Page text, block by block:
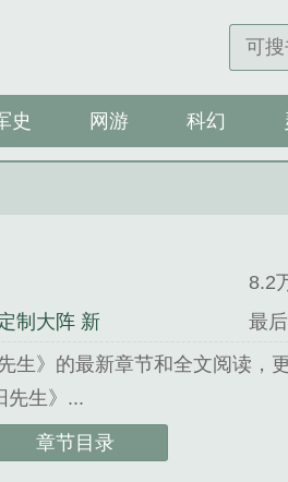
史 网游 科幻
8.2
制大阵 新
最
生》的最新章节和全文阅读，
先生》...
精心创作的网游类小说。
章节目录